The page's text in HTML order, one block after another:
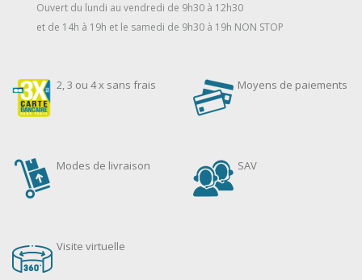
Ouvert du lundi au vendredi de 9h30 à 12h30
et de 14h à 19h et le samedi de 9h30 à 19h NON STOP
2, 3 ou 4 x sans frais Moyens de paiements
Modes de livraison SAV
Visite virtuelle